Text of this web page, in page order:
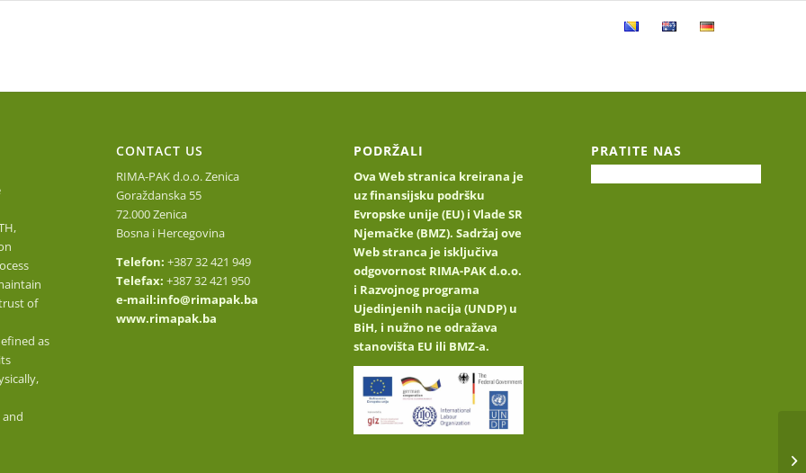
of
as
CONTACT US
RIMA-PAK d.o.o. Zenica
Goraždanska 55
72.000 Zenica
Bosna i Hercegovina
Telefon:+387 32 421 949
Telefax:+387 32 421 950
e-mail:info@rimapak.ba
www.rimapak.ba
PODRŽALI
Ova Web stranica kreirana je
uz finansijsku podršku
Evropske unije (EU) i Vlade SR
Njemačke (BMZ). Sadržaj ove
Web stranca je isključiva
odgovornost RIMA-PAK d.o.o.
i Razvojnog programa
Ujedinjenih nacija (UNDP) u
BiH, i nužno ne odražava
stanovišta EU ili BMZ-a.
PRATITE NAS